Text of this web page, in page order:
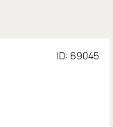
ID: 69045